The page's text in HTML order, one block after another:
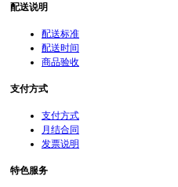
配送说明
配送标准
配送时间
商品验收
支付方式
支付方式
月结合同
发票说明
特色服务